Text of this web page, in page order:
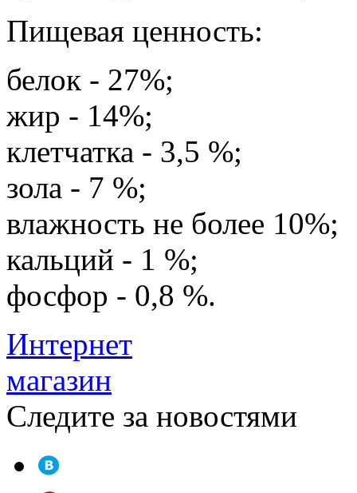
Пищевая ценность:
белок - 27%;
жир - 14%;
клетчатка - 3,5 %;
зола - 7 %;
влажность не более 10%;
кальций - 1 %;
фосфор - 0,8 %.
Интернет
магазин
Следите за новостями